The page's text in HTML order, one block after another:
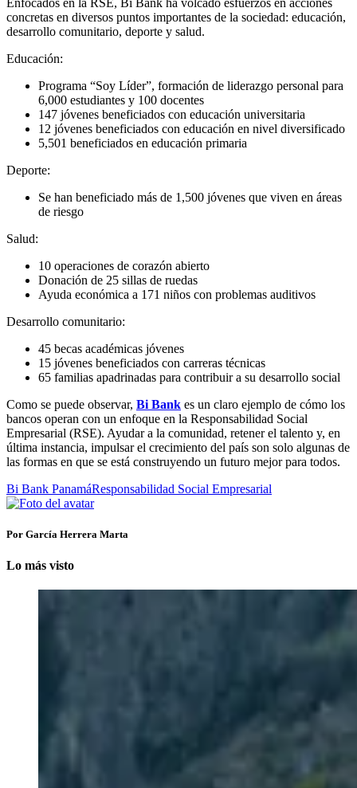
concretas en diversos puntos importantes de la sociedad: educación,
desarrollo comunitario, deporte y salud.
Educación:
Programa “Soy Líder”, formación de liderazgo personal para
6,000 estudiantes y 100 docentes
147 jóvenes beneficiados con educación universitaria
12 jóvenes beneficiados con educación en nivel diversificado
5,501 beneficiados en educación primaria
Deporte:
Se han beneficiado más de 1,500 jóvenes que viven en áreas
de riesgo
Salud:
10 operaciones de corazón abierto
Donación de 25 sillas de ruedas
Ayuda económica a 171 niños con problemas auditivos
Desarrollo comunitario:
45 becas académicas jóvenes
15 jóvenes beneficiados con carreras técnicas
65 familias apadrinadas para contribuir a su desarrollo social
Como se puede observar, Bi Bank es un claro ejemplo de cómo los
bancos operan con un enfoque en la Responsabilidad Social
Empresarial (RSE). Ayudar a la comunidad, retener el talento y, en
última instancia, impulsar el crecimiento del país son solo algunas de
las formas en que se está construyendo un futuro mejor para todos.
Bi Bank PanamáResponsabilidad Social Empresarial
Por García Herrera Marta
Lo más visto